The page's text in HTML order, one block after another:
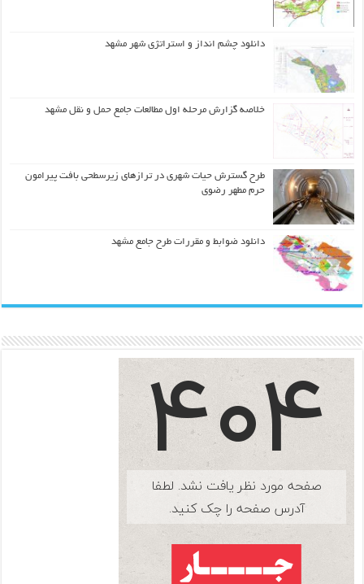
دانلود چشم انداز و استراتژی شهر مشهد
خلاصه گزارش مرحله اول مطالعات جامع حمل و نقل مشهد
طرح گسترش حیات شهري در ترازهاي زیرسطحی بافت پیرامون
حرم مطهر رضوي
دانلود ضوابط و مقررات طرح جامع مشهد